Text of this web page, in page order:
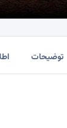
توضیحات